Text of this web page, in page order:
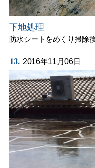
下地処理
防水シートをめくり掃除
13. 2016年11月06日